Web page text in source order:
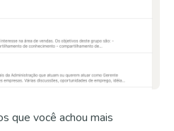
que você achou mais